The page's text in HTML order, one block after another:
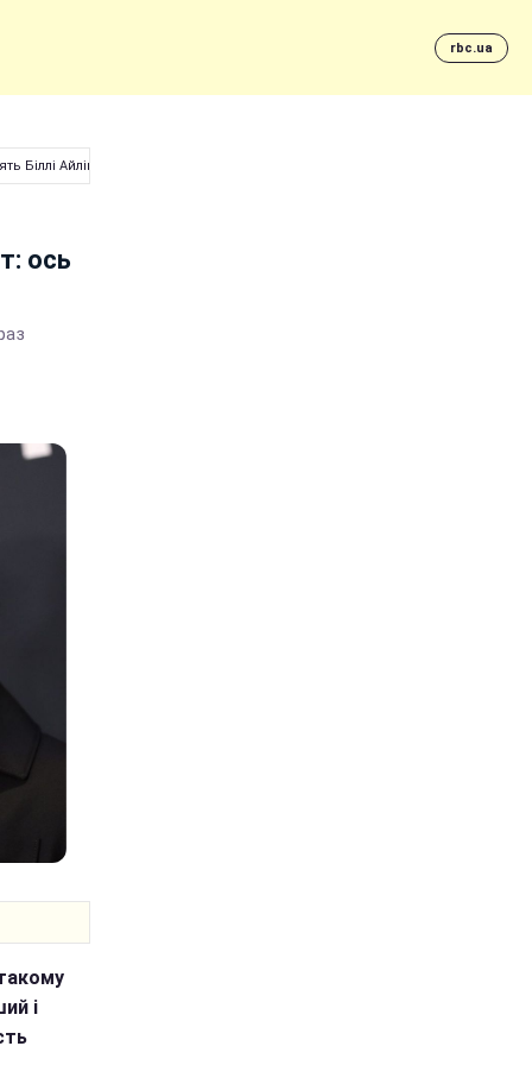
rbc.ua
Біллі Айліш і Ріанна
ось
і